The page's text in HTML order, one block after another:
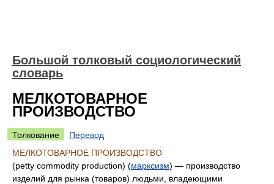
Большой толковый социологический
словарь
МЕЛКОТОВАРНОЕ
ПРОИЗВОДСТВО
Толкование
Перевод
МЕЛКОТОВАРНОЕ ПРОИЗВОДСТВО
(petty commodity production) (марксизм) — производство
изделий для рынка (товаров) людьми, владеющими